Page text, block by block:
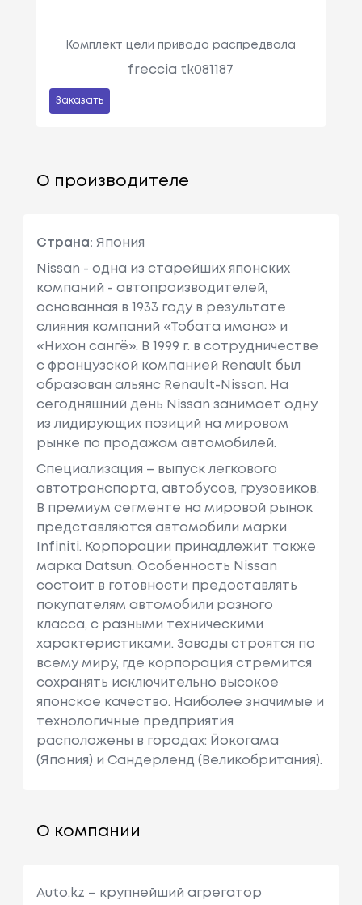
Комплект цели привода распредвала
freccia tk081187
Заказать
О производителе
Страна: Япония
Nissan - одна из старейших японских
компаний - автопроизводителей,
основанная в 1933 году в результате
слияния компаний «Тобата имоно» и
«Нихон сангё». В 1999 г. в сотрудничестве
с французcкой компанией Renault был
образован альянс Renault-Nissan. На
сегодняшний день Nissan занимает одну
из лидирующих позиций на мировом
рынке по продажам автомобилей.
Специализация – выпуск легкового
автотранспорта, автобусов, грузовиков.
В премиум сегменте на мировой рынок
представляются автомобили марки
Infiniti. Корпорации принадлежит также
марка Datsun. Особенность Nissan
состоит в готовности предоставлять
покупателям автомобили разного
класса, с разными техническими
характеристиками. Заводы строятся по
всему миру, где корпорация стремится
сохранять исключительно высокое
японское качество. Наиболее значимые и
технологичные предприятия
расположены в городах: Йокогама
(Япония) и Сандерленд (Великобритания).
О компании
Auto.kz – крупнейший агрегатор